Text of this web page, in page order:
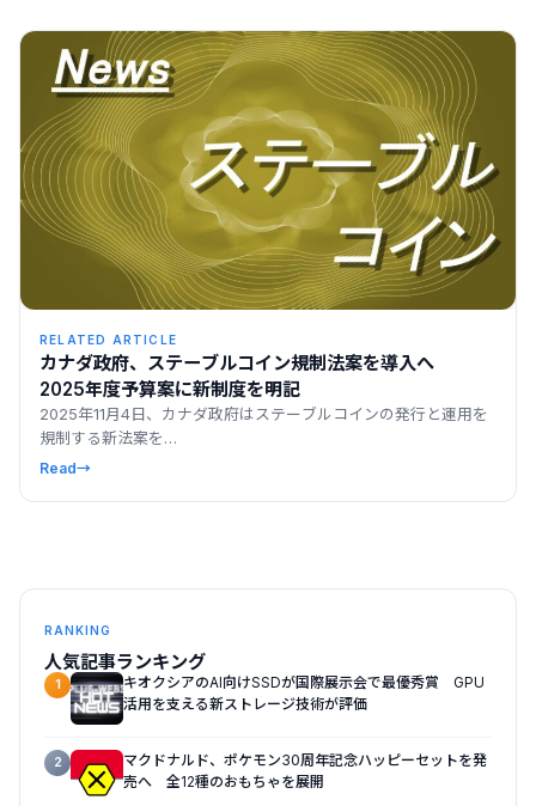
RELATED ARTICLE
カナダ政府、ステーブルコイン規制法案を導入へ
2025年度予算案に新制度を明記
2025年11月4日、カナダ政府はステーブルコインの発行と運用を
規制する新法案を…
Read→
RANKING
人気記事ランキング
1
キオクシアのAI向けSSDが国際展示会で最優秀賞 GPU
活用を支える新ストレージ技術が評価
2
マクドナルド、ポケモン30周年記念ハッピーセットを発
売へ 全12種のおもちゃを展開